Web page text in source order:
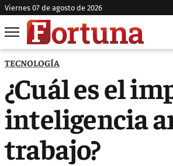
viernes 07 de agosto de 2026
TECNOLOGÍA
¿Cuál es el
inteligencia
trabajo?